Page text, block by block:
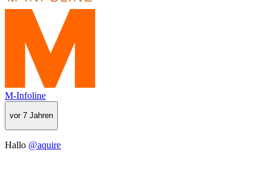
M-Infoline
vor 7 Jahren
Hallo @aquire